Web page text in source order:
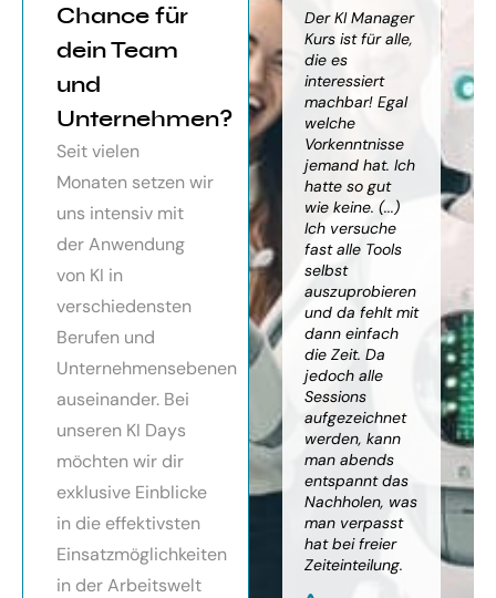
Chance für
dein Team
und
Unternehmen?
Seit vielen
Monaten setzen wir
uns intensiv mit
der Anwendung
von KI in
verschiedensten
Berufen und
Unternehmensebenen
auseinander. Bei
unseren KI Days
möchten wir dir
exklusive Einblicke
in die effektivsten
Einsatzmöglichkeiten
in der Arbeitswelt
von
sehr
die
von KI
von
Elisabeth
Der KI Manager
mich sehr
toller Überblick
über alles, was
mit kleinem
Ausblick.
Auf alle Fragen
teilweise
wurden für
Probleme noch
Anleitungen
bereitgestellt.
Monika
Vietz
Der KI Manager
Kurs ist für alle,
die es
interessiert
machbar! Egal
welche
Vorkenntnisse
jemand hat. Ich
hatte so gut
wie keine. (...)
Ich versuche
fast alle Tools
selbst
auszuprobieren
und da fehlt mit
dann einfach
die Zeit. Da
jedoch alle
Sessions
aufgezeichnet
werden, kann
man abends
entspannt das
Nachholen, was
man verpasst
hat bei freier
Zeiteinteilung.
zu